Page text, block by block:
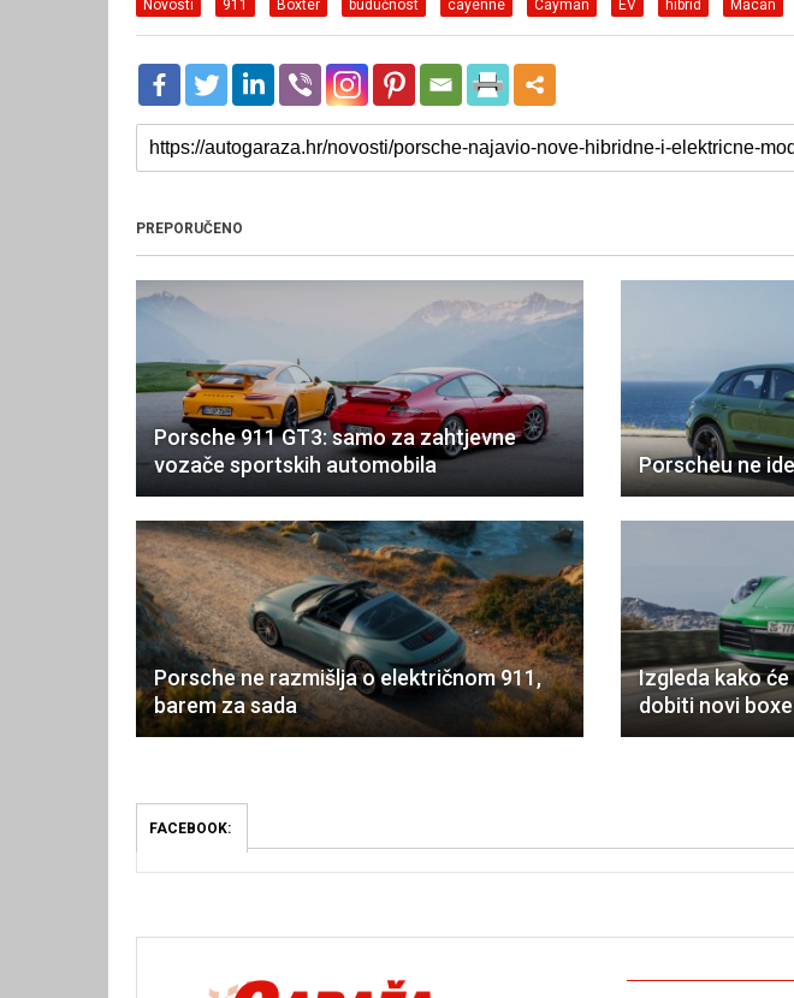
Novosti 911 Boxter budućnost cayenne Cayman EV hibrid Macan
PREPORUČENO
Porsche 911 GT3: samo za zahtjevne
vozače sportskih automobila
Porscheu ne
Porsche ne razmišlja o električnom 911,
barem za sada
Izgleda kako
dobiti novi
FACEBOOK: